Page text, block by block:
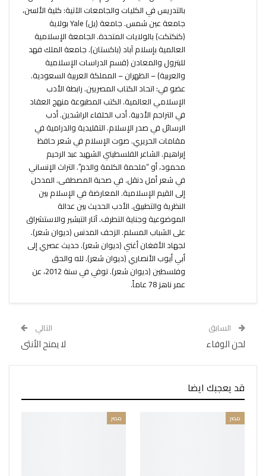
بالتدريس في الكليات والجامعات الآتية: كلية الألسن،
جامعة عين شمس. جامعة (يل) Yale بولاية
(كنكتكت) بالولايات المتحدة. الجامعة الإسلامية
العالمية بإسلام آباد (باكستان). جامعة الملك فهد
للبترول والمعادن (قسم الدراسات الإسلامية
والعربية) – الظهران – المملكة العربية السعودية.
عضو في: اتحاد الكتاب المصريين. رابطة الأدب
الإسلامي العالمية. الكتب المطبوعة منهج العقاد
في التراجم الأدبية. أدب الخلفاء الراشدين. أدب
الرسائل في صدر الإسلام. التقليدية والدرامية في
مقامات الحريري. صوت الإسلام في شعر حافظ
إبراهيم. الشاعر الفلسطيني الشهيد عبد الرحيم
محمود، أو “ملحمة الكلمة والدم”. التراث الإنساني
في شعر أمل دنقل. في صحبة المصطفى. المدخل
إلى القيم الإسلامية. المعارضة في الإسلام بين
النظرية والتطبيق. الأدب الحديث بين عدالة
الموضوعية وجناية التطرف. آثار التبشير والاستشراق
على الشباب المسلم. الزحف المدنس (ديوان شعر).
لجهاد الأفغان أغني (ديوان شعر). حديث عصري إلى
أبي أيوب الأنصاري (ديوان شعر). لله والحق
وفلسطين (ديوان شعر). توفي في سنة 2012، عن
عمر ناهز 78 عاماً.
السابق
لحن الوفاء
التالي
لا يمنح الأنثى
قد يعجبك ايضا
مصر مصر